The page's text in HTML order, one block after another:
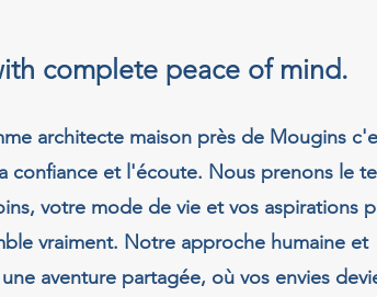
complete peace of mind.
architecte maison près de Mougins
confiance et l'écoute. Nous prenons le
votre mode de vie et vos aspirations
vraiment. Notre approche humaine et
aventure partagée, où vos envies